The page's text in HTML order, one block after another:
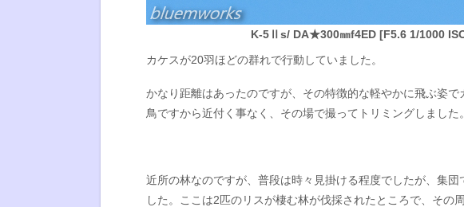
K-5Ⅱs/ DA★300㎜f4ED [F5.6 1/1000
カケスが20羽ほどの群れで行動していました。
かなり距離はあったのですが、その特徴的な軽やかに飛ぶ姿
鳥ですから近付く事なく、その場で撮ってトリミングしました。
近所の林なのですが、普段は時々見掛ける程度でしたが、集団
した。ここは2匹のリスが棲む林が伐採されたところで、その